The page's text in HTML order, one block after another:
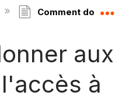
la hiérarchie
Comment donner
aux
à